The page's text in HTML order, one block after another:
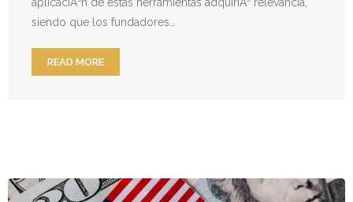
siendo que los fundadores…
READ MORE